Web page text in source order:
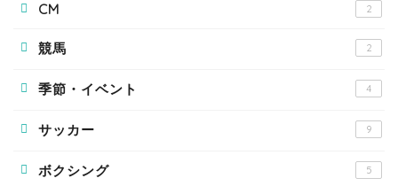
CM 2
競馬 2
季節・イベント 4
サッカー 9
ボクシング 5